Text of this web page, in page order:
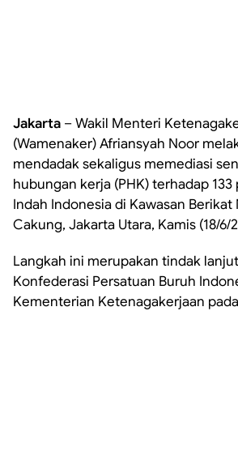
Jakarta – Wakil Menteri
(Wamenaker) Afriansyah Noor
mendadak sekaligus memediasi
hubungan kerja (PHK) terhadap 133
Indah Indonesia di Kawasan Berikat
Cakung, Jakarta Utara, Kamis (18/6/
Langkah ini merupakan tindak
Konfederasi Persatuan Buruh
Kementerian Ketenagakerjaan